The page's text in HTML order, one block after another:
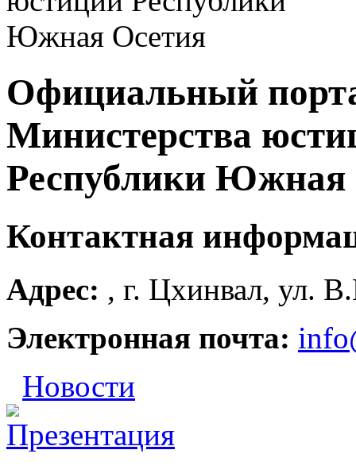
Официальный
Министерства
Республики Южная
Контактная
Адрес: , г. Цхинвал, ул.
Электронная почта:
Новости